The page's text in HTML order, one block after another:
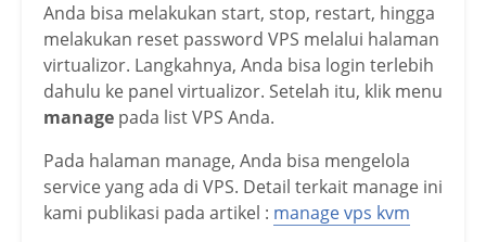
Anda bisa melakukan start, stop, restart, hingga
melakukan reset password VPS melalui halaman
virtualizor. Langkahnya, Anda bisa login terlebih
dahulu ke panel virtualizor. Setelah itu, klik menu
manage pada list VPS Anda.
Pada halaman manage, Anda bisa mengelola
service yang ada di VPS. Detail terkait manage ini
kami publikasi pada artikel : manage vps kvm